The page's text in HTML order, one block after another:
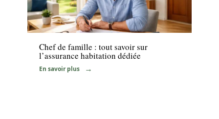
Immo
Chef de famille : tout savoir sur
l’assurance habitation dédiée
En savoir plus